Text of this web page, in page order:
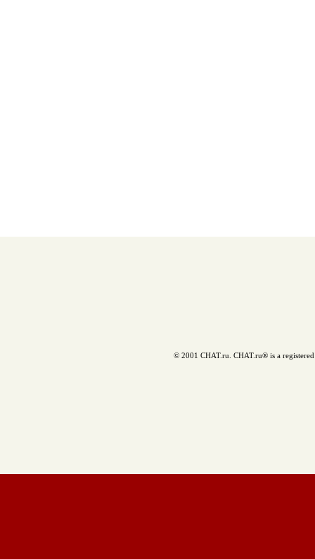
© 2001 CHAT.ru. CHAT.ru® is a